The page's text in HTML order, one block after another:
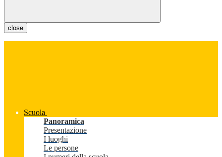
close
Scuola
Panoramica
Presentazione
I luoghi
Le persone